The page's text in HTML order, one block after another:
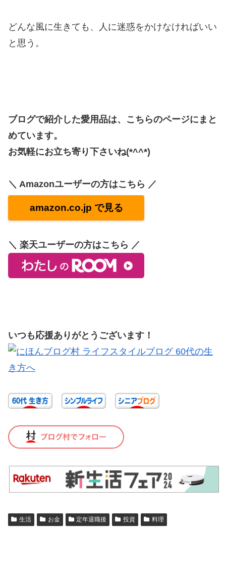
どんな風に生きても、
人に迷惑をかけなければいい
と思う。
ブログで紹介した愛用品は、こちらのページにまと
めています。
お気軽にお立ち寄り下さいね(*^^*)
＼ Amazonユーザーの方はこちら ／
amazon.co.jp で見る
＼ 楽天ユーザーの方はこちら ／
いつも応援ありがとうございます！
生活 お金 定年退職後 投資 料理